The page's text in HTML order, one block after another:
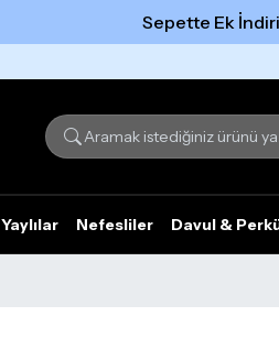
Sepette Ek
Yaylılar Nefesliler Davul &
Tümünü gör